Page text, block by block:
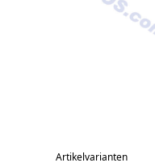
Artikelvarianten